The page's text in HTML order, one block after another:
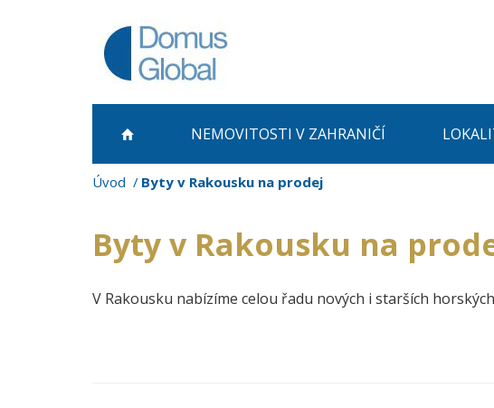
NEMOVITOSTI V ZAHRANIČÍ
Úvod Byty v Rakousku na prodej
Byty v Rakousku na
V Rakousku nabízíme celou řadu nových i starších